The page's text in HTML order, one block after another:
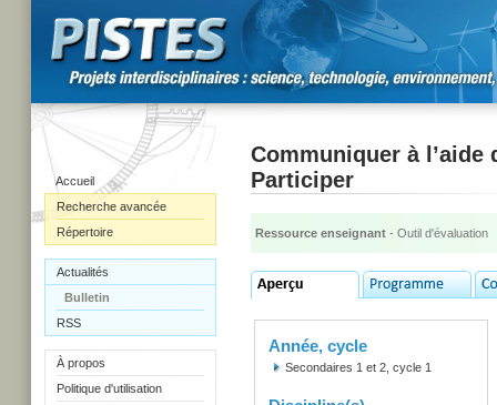
Accueil
Recherche avancée
Répertoire
Actualités
Bulletin
RSS
À propos
Politique d'utilisation
Communiquer à
Participer
Ressource enseignant - Outil d'évaluation
Année, cycle
Secondaires 1 et 2, cycle 1